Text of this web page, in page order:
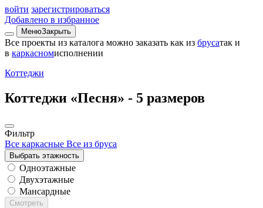
войти зарегистрироваться
Добавлено в избранное
МенюЗакрыть
Все проекты из каталога можно заказать как из брусатак и
в каркасномисполнении
Коттеджи
Коттеджи «Песня» - 5 размеров
Фильтр
Все каркасные Все из бруса
Выбрать этажность
Одноэтажные
Двухэтажные
Мансардные
Смотреть